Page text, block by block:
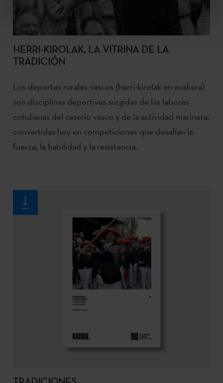
HERRI-KIROLAK, LA VITRINA DE LA
TRADICIÓN
Los deportes rurales vascos (herri-kirolak en euskera)
son disciplinas deportivas surgidas de las labores
cotidianas del caserío vasco y de la actividad marinera,
convertidas hoy en competiciones que desafían la
fuerza, la habilidad y la resistencia.